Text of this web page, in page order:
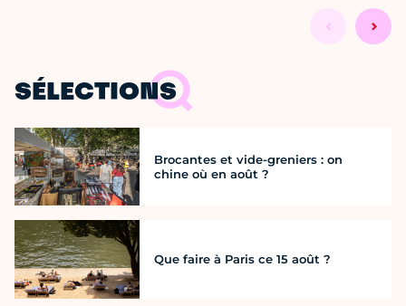
SÉLECTIONS
Brocantes et vide-greniers : on
chine où en août ?
Que faire à Paris ce 15 août ?